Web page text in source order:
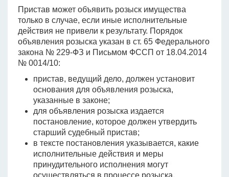
Пристав может объявить розыск имущества
только в случае, если иные исполнительные
действия не привели к результату. Порядок
объявления розыска указан в ст. 65 Федерального
закона № 229-ФЗ и Письмом ФССП от 18.04.2014
№ 0014/10:
пристав, ведущий дело, должен установит
основания для объявления розыска,
указанные в законе;
для объявления розыска издается
постановление, которое должен утвердить
старший судебный пристав;
в тексте постановления указывается, какие
исполнительные действия и меры
принудительного исполнения могут
осуществляться в процессе розыска.